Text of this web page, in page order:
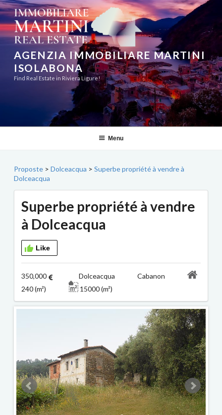
Aller
au
contenu
principal
AGENZIA IMMOBILIARE MARTINI
ISOLABONA
Find Real Estate in Riviera Ligure!
Menu
Proposte > Dolceacqua > Superbe propriété à vendre à
Dolceacqua
Superbe propriété à vendre
à Dolceacqua
Like
350,000
Dolceacqua Cabanon
240 (m²)
15000 (m²)